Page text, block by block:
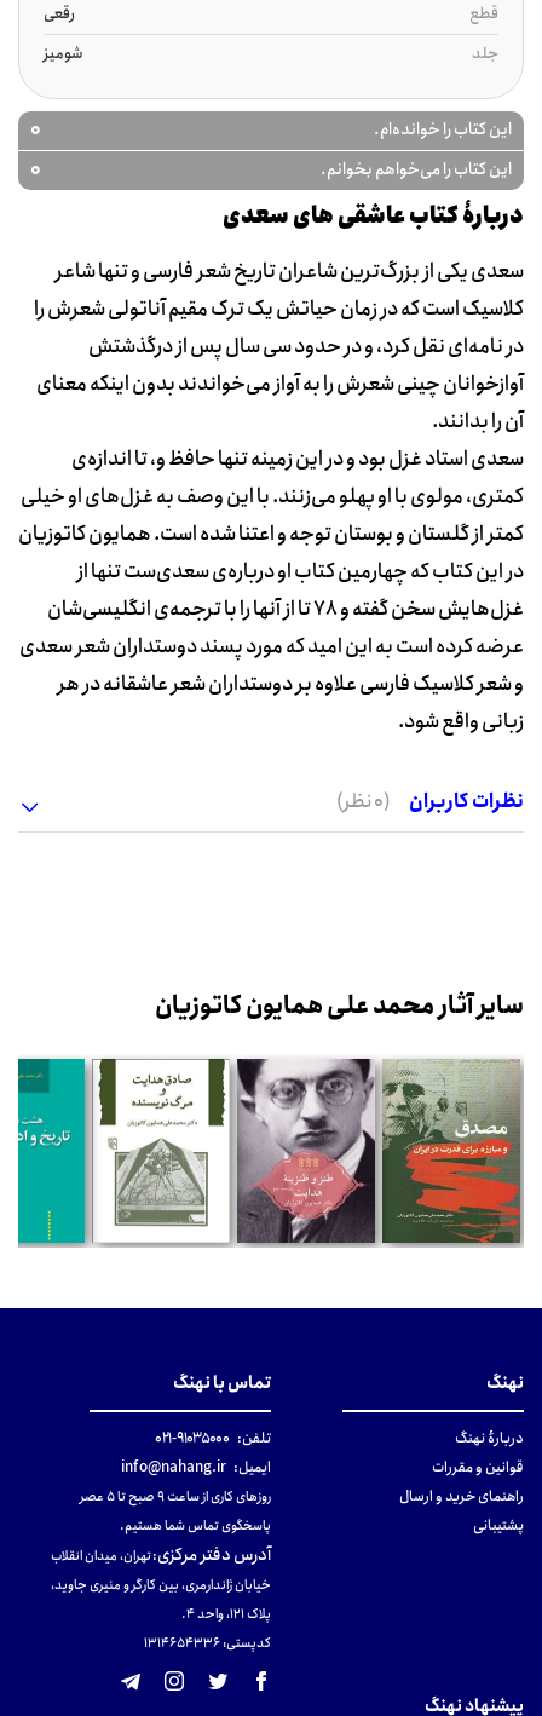
قطع
رقعی
جلد
شومیز
این کتاب را خوانده‌ام. 0
این کتاب را می‌خواهم بخوانم. 0
دربارۀ کتاب عاشقی های سعدی
سعدی یکی از بزرگ‌ترین شاعران تاریخ شعر فارسی و تنها شاعر
کلاسیک است که در زمان حیاتش یک ترک مقیم آناتولی شعرش را
در نامه‌ای نقل کرد، و در حدود سی سال پس از درگذشتش
آوازخوانان چینی شعرش را به آواز می‌خواندند بدون اینکه معنای
آن را بدانند.
سعدی استاد غزل بود و در این زمینه تنها حافظ و، تا اندازه‌ی
کمتری، مولوی با او پهلو می‌زنند. با این وصف به غزل‌های او خیلی
کمتر از گلستان و بوستان توجه و اعتنا شده است. همایون کاتوزیان
در این کتاب که چهارمین کتاب او درباره‌ی سعدی‌ست تنها از
غزل‌هایش سخن گفته و 78 تا از آنها را با ترجمه‌ی انگلیسی‌شان
عرضه کرده است به این امید که مورد پسند دوستداران شعر سعدی
و شعر کلاسیک فارسی علاوه بر دوستداران شعر عاشقانه در هر
زبانی واقع شود.
نظرات کاربران (0 نظر)
سایر آثار محمد علی همایون کاتوزیان
نهنگ
دربارهٔ نهنگ
قوانین و مقررات
راهنمای خرید و ارسال
پشتیبانی
تماس با نهنگ
تلفن: ۹۱۰۳۵۰۰۰-۰۲۱
ایمیل: info@nahang.ir
روزهای کاری از ساعت ۹ صبح تا ۵ عصر
پاسخگوی تماس شما هستیم.
آدرس دفتر مرکزی:تهران، میدان انقلاب
خیابان ژاندارمری، بین کارگر و منیری جاوید،
پلاک 121، واحد ۴.
کدپستی: 131465433۶
پیشنهاد نهنگ